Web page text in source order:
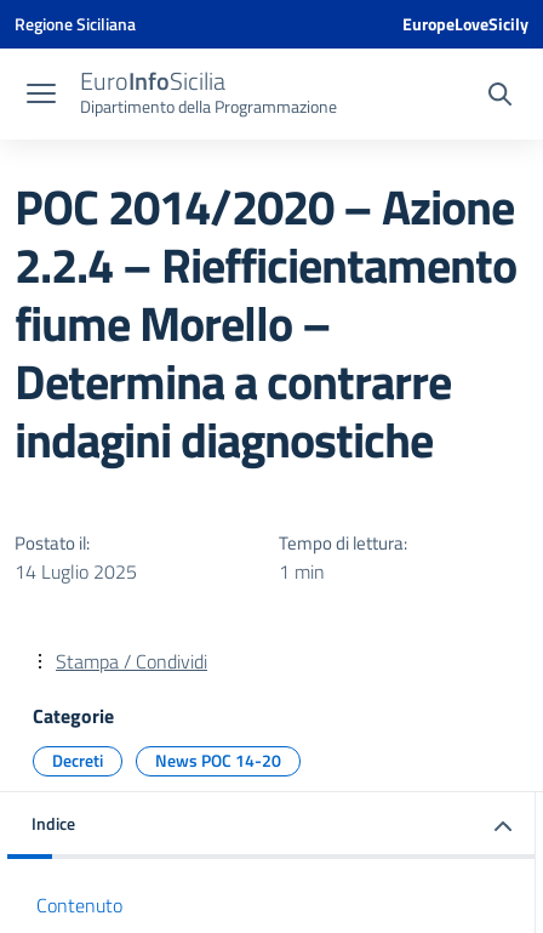
Vai ai contenuti
Vai al menu di navigazione
Vai al footer
Vai al banner delle Cookie Policy
Regione Siciliana EuropeLoveSicily
EuroInfoSicilia
Dipartimento della Programmazione
POC 2014/2020 – Azione
2.2.4 – Riefficientamento
fiume Morello –
Determina a contrarre
indagini diagnostiche
Postato il:
14 Luglio 2025
Tempo di lettura:
1 min
Stampa / Condividi
Categorie
Decreti News POC 14-20
Indice
Contenuto